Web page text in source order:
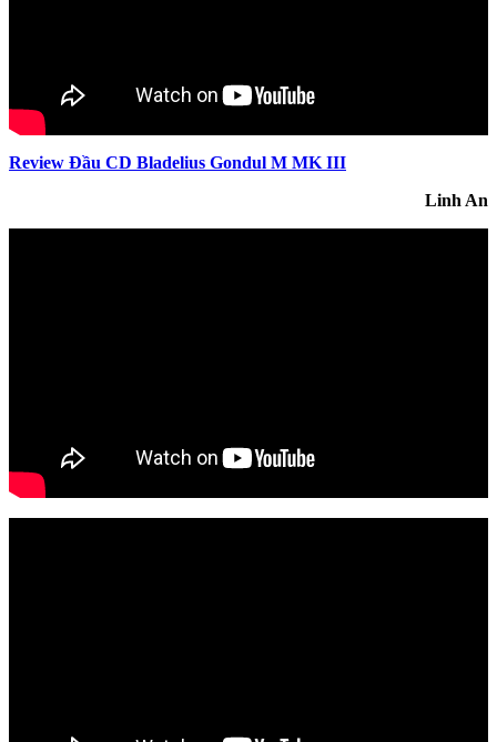
Review Đầu CD Bladelius Gondul M MK III
Linh An